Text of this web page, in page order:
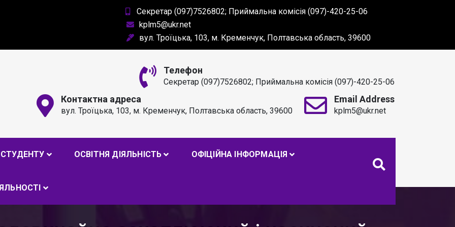
Секретар (097)7526802; Приймальна комісія (097)-420-25-06
kplm5@ukr.net
вул. Троїцька, 103, м. Кременчук, Полтавська область, 39600
ЛІЦЕЙ ІМ. А. С. МАКАРЕНКА
Телефон
Секретар (097)7526802; Приймальна комісія (097)-420-25-06
Контактна адреса
вул. Троїцька, 103, м. Кременчук, Полтавська область, 39600
Email Address
kplm5@ukr.net
СТУДЕНТУ ОСВІТНЯ ДІЯЛЬНІСТЬ ОФІЦІЙНА ІНФОРМАЦІЯ